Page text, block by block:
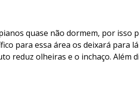
quase não dormem, por isso
para essa área os deixará para
reduz olheiras e o inchaço. Além